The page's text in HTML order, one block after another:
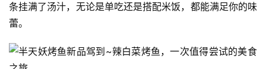
条挂满了汤汁，无论是单吃还是搭配米饭，都能满足你的味
蕾。